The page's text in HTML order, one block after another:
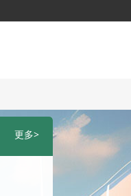
更多>